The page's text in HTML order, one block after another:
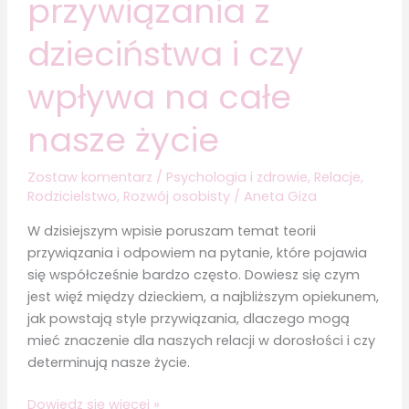
przywiązania z
dzieciństwa i czy
wpływa na całe
nasze życie
Zostaw komentarz / Psychologia i zdrowie, Relacje,
Rodzicielstwo, Rozwój osobisty/ Aneta Giza
W dzisiejszym wpisie poruszam temat teorii
przywiązania i odpowiem na pytanie, które pojawia
się współcześnie bardzo często. Dowiesz się czym
jest więź między dzieckiem, a najbliższym opiekunem,
jak powstają style przywiązania, dlaczego mogą
mieć znaczenie dla naszych relacji w dorosłości i czy
determinują nasze życie.
Czym
Dowiedz się więcej »